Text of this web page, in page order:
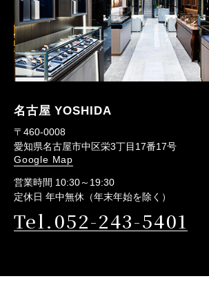
名古屋 YOSHIDA
〒460-0008
愛知県名古屋市中区栄3丁目17番17号
Google Map
営業時間 10:30～19:30
定休日 年中無休（年末年始を除く）
Tel.052-243-5401